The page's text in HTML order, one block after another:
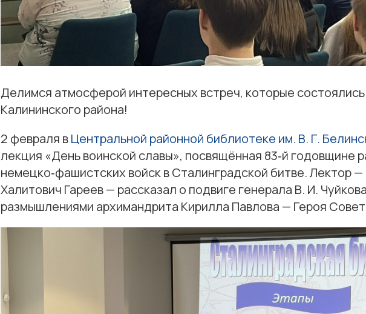
Делимся атмосферой интересных встреч, которые
Калининского района!
2 февраля вЦентральной районной библиотеке им. В. Г.
лекция «День воинской славы», посвящённая 83‑й годовщине
немецко‑фашистских войск в Сталинградской битве. Лектор —
Халитович Гареев — рассказал о подвиге генерала В. И.
размышлениями архимандрита Кирилла Павлова — Героя